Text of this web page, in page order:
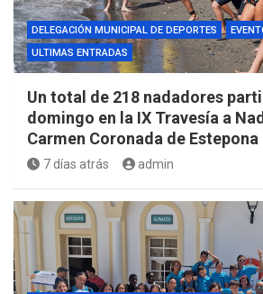
DELEGACIÓN MUNICIPAL DE DEPORTES
ULTIMAS ENTRADAS
Un total de 218 nadadores
domingo en la IX Travesía a
Carmen Coronada de Estepona
7 días atrás admin